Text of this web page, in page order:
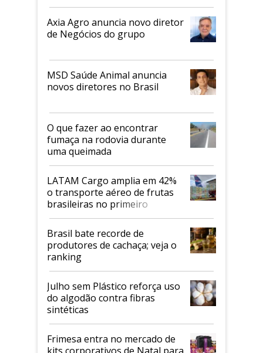
Axia Agro anuncia novo diretor
de Negócios do grupo
MSD Saúde Animal anuncia
novos diretores no Brasil
O que fazer ao encontrar
fumaça na rodovia durante
uma queimada
LATAM Cargo amplia em 42%
o transporte aéreo de frutas
brasileiras no primeiro
semestre
Brasil bate recorde de
produtores de cachaça; veja o
ranking
Julho sem Plástico reforça uso
do algodão contra fibras
sintéticas
Frimesa entra no mercado de